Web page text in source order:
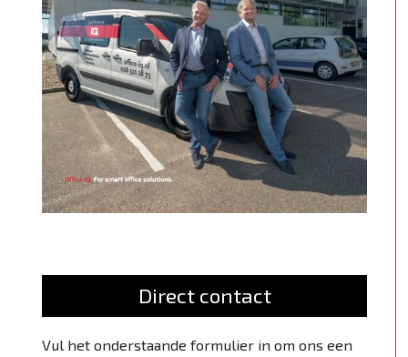
Direct contact
Vul het onderstaande formulier in om ons een